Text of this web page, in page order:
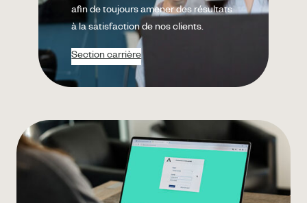
afin de toujours amener des résultats
à la satisfaction de nos clients.
Section carrière